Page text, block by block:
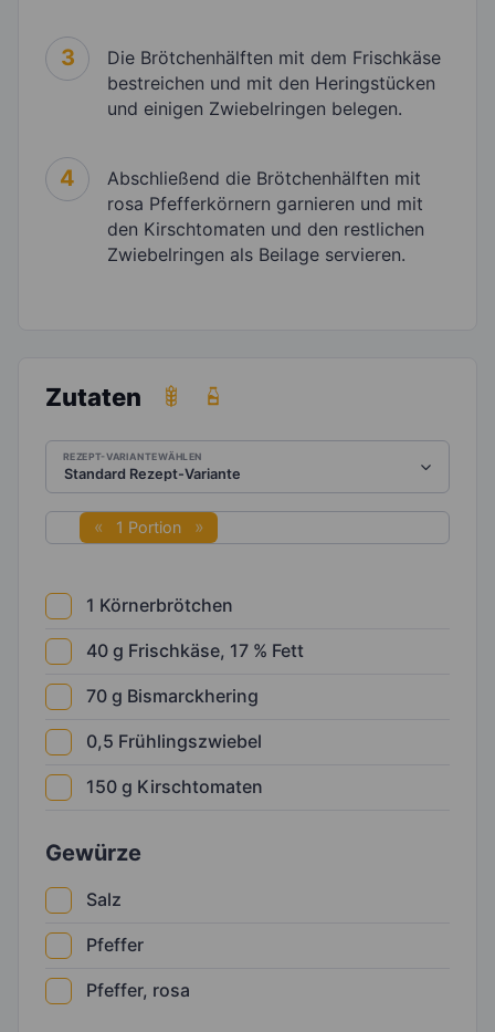
3
Die Brötchenhälften mit dem Frischkäse
bestreichen und mit den Heringstücken
und einigen Zwiebelringen belegen.
4
Abschließend die Brötchenhälften mit
rosa Pfefferkörnern garnieren und mit
den Kirschtomaten und den restlichen
Zwiebelringen als Beilage servieren.
Zutaten
REZEPT-VARIANTE WÄHLEN
1 Portion
1 Körnerbrötchen
40 g Frischkäse, 17 % Fett
70 g Bismarckhering
0,5 Frühlingszwiebel
150 g Kirschtomaten
Gewürze
Salz
Pfeffer
Pfeffer, rosa